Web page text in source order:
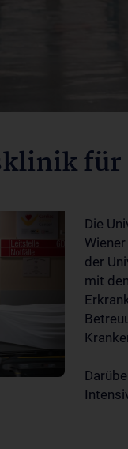
Die
der
mit